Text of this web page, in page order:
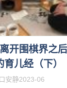
开围棋界之
儿经（下）
安静2023-06